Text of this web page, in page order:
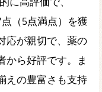
（5点満点）を獲
応が親切で、薬の
から好評です。ま
えの豊富さも支持